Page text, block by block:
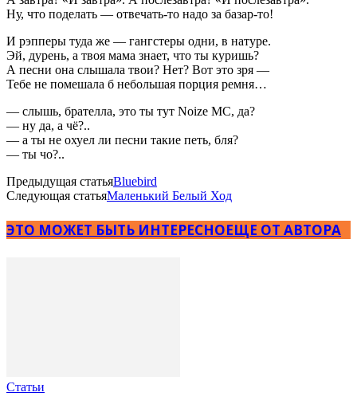
Ну, что поделать — отвечать-то надо за базар-то!
И рэпперы туда же — гангстеры одни, в натуре.
Эй, дурень, а твоя мама знает, что ты куришь?
А песни она слышала твои? Нет? Вот это зря —
Тебе не помешала б небольшая порция ремня…
— слышь, брателла, это ты тут Noize MC, да?
— ну да, а чё?..
— а ты не охуел ли песни такие петь, бля?
— ты чо?..
Предыдущая статьяBluebird
Следующая статьяМаленький Белый Ход
ЭТО МОЖЕТ БЫТЬ ИНТЕРЕСНОЕЩЕ ОТ АВТОРА
Статьи